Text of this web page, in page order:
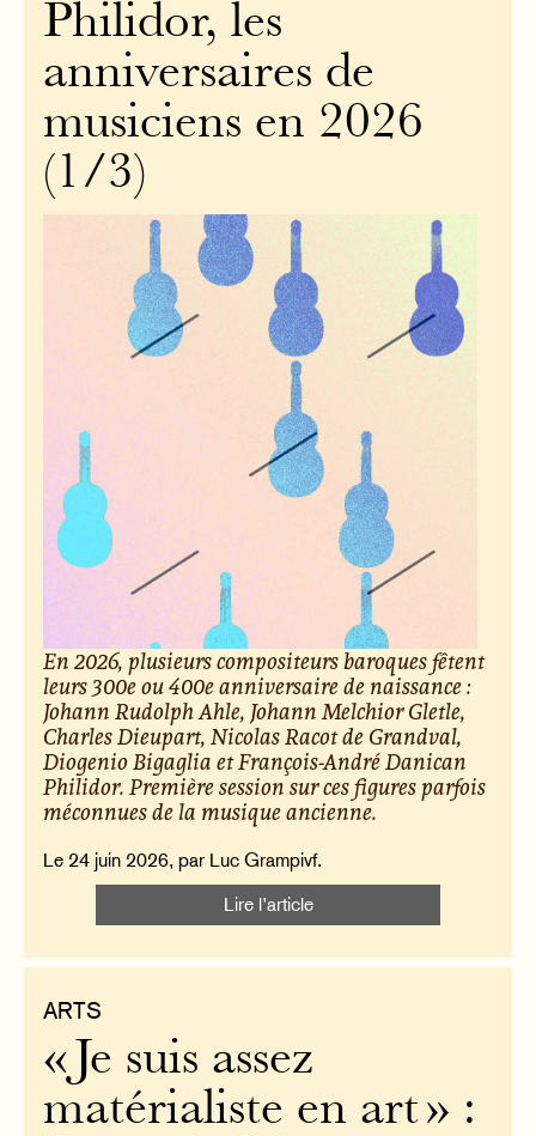
Philidor, les
anniversaires de
musiciens en 2026
(1/3)
En 2026, plusieurs compositeurs baroques fêtent
leurs 300e ou 400e anniversaire de naissance :
Johann Rudolph Ahle, Johann Melchior Gletle,
Charles Dieupart, Nicolas Racot de Grandval,
Diogenio Bigaglia et François-André Danican
Philidor. Première session sur ces figures parfois
méconnues de la musique ancienne.
Le 24 juin 2026, par Luc Grampivf.
Lire l’article
ARTS
« Je suis assez
matérialiste en art » :